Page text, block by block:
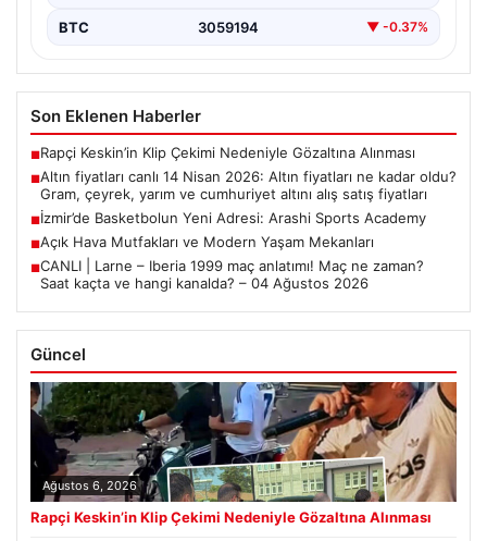
BTC 3059194 ▼ -0.37%
Son Eklenen Haberler
■Rapçi Keskin’in Klip Çekimi Nedeniyle Gözaltına Alınması
■Altın fiyatları canlı 14 Nisan 2026: Altın fiyatları ne kadar oldu?
Gram, çeyrek, yarım ve cumhuriyet altını alış satış fiyatları
■İzmir’de Basketbolun Yeni Adresi: Arashi Sports Academy
■Açık Hava Mutfakları ve Modern Yaşam Mekanları
■CANLI | Larne – Iberia 1999 maç anlatımı! Maç ne zaman?
Saat kaçta ve hangi kanalda? – 04 Ağustos 2026
Güncel
Ağustos 6, 2026
Rapçi Keskin’in Klip Çekimi Nedeniyle Gözaltına Alınması